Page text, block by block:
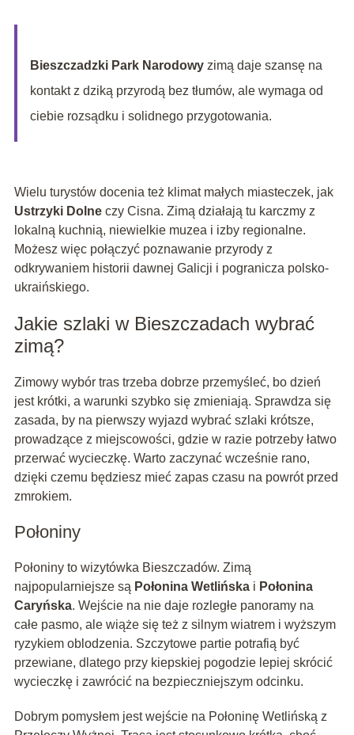
Bieszczadzki Park Narodowyzimą daje szansę na
kontakt z dziką przyrodą bez tłumów, ale wymaga od
ciebie rozsądku i solidnego przygotowania.
Wielu turystów docenia też klimat małych miasteczek, jak
Ustrzyki Dolneczy Cisna. Zimą działają tu karczmy z
lokalną kuchnią, niewielkie muzea i izby regionalne.
Możesz więc połączyć poznawanie przyrody z
odkrywaniem historii dawnej Galicji i pogranicza polsko-
ukraińskiego.
Jakie szlaki w Bieszczadach wybrać
zimą?
Zimowy wybór tras trzeba dobrze przemyśleć, bo dzień
jest krótki, a warunki szybko się zmieniają. Sprawdza się
zasada, by na pierwszy wyjazd wybrać szlaki krótsze,
prowadzące z miejscowości, gdzie w razie potrzeby łatwo
przerwać wycieczkę. Warto zaczynać wcześnie rano,
dzięki czemu będziesz mieć zapas czasu na powrót przed
zmrokiem.
Połoniny
Połoniny to wizytówka Bieszczadów. Zimą
najpopularniejsze są Połonina Wetlińskai Połonina
Caryńska. Wejście na nie daje rozległe panoramy na
całe pasmo, ale wiąże się też z silnym wiatrem i wyższym
ryzykiem oblodzenia. Szczytowe partie potrafią być
przewiane, dlatego przy kiepskiej pogodzie lepiej skrócić
wycieczkę i zawrócić na bezpieczniejszym odcinku.
Dobrym pomysłem jest wejście na Połoninę Wetlińską z